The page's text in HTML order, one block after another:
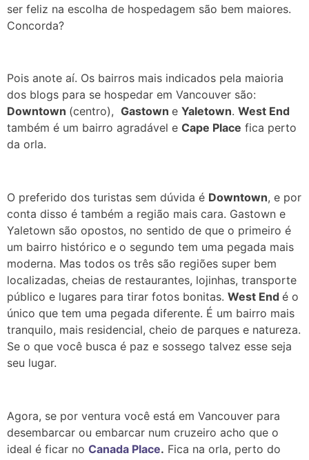
ser feliz na escolha de hospedagem são bem maiores.
Concorda?
Pois anote aí. Os bairros mais indicados pela maioria
dos blogs para se hospedar em Vancouver são:
Downtown (centro), Gastown e Yaletown. West End
também é um bairro agradável e Cape Place fica perto
da orla.
O preferido dos turistas sem dúvida é Downtown, e por
conta disso é também a região mais cara. Gastown e
Yaletown são opostos, no sentido de que o primeiro é
um bairro histórico e o segundo tem uma pegada mais
moderna. Mas todos os três são regiões super bem
localizadas, cheias de restaurantes, lojinhas, transporte
público e lugares para tirar fotos bonitas. West End é o
único que tem uma pegada diferente. É um bairro mais
tranquilo, mais residencial, cheio de parques e natureza.
Se o que você busca é paz e sossego talvez esse seja
seu lugar.
Agora, se por ventura você está em Vancouver para
desembarcar ou embarcar num cruzeiro acho que o
ideal é ficar no Canada Place. Fica na orla, perto do